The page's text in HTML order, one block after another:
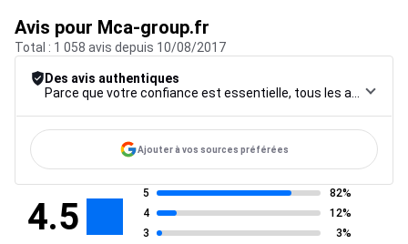
Avis pour Mca-group.fr
Total : 1 058 avis depuis 10/08/2017
Des avis authentiques
Ajouter à vos sources préférées
4.5
5
82%
4
12%
3
3%